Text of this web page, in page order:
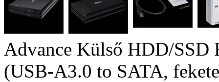
Advance Külső HDD/
(USB-A3.0 to SATA,